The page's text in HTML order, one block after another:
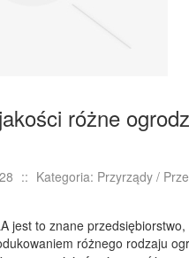
różne
:: Kategoria: Przyrządy /
jest to znane
różnego rodzaju